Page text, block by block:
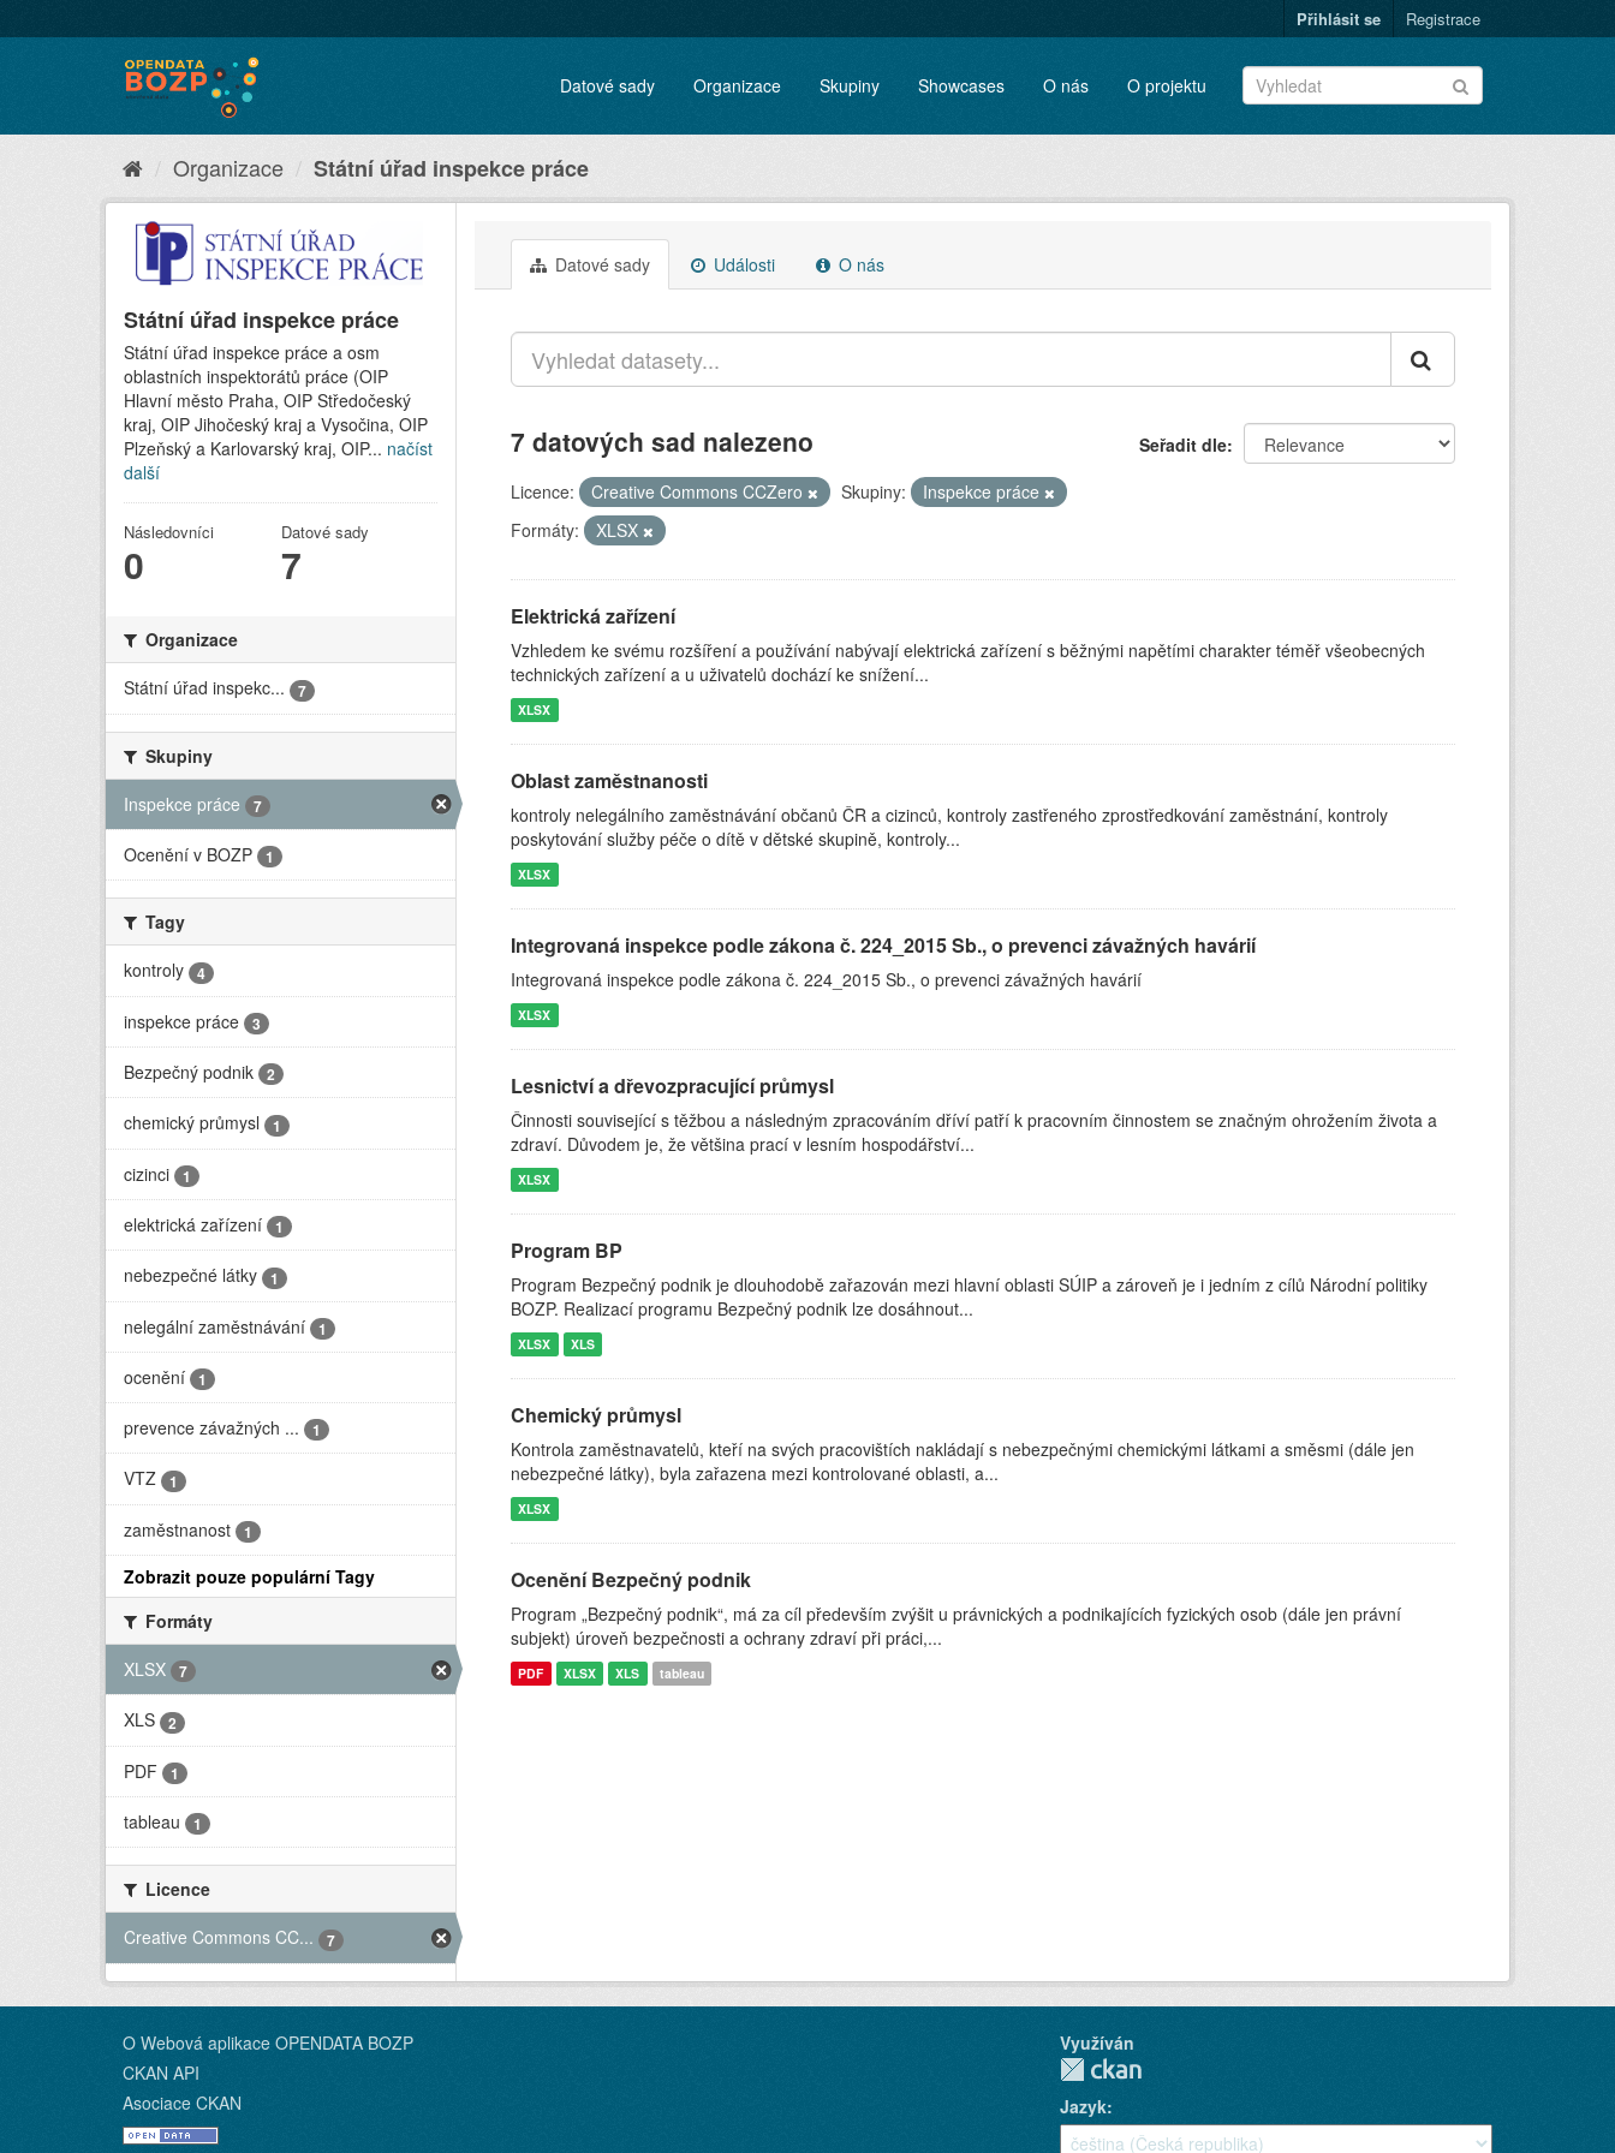
Přihlásit se Registrace
Datové sady Organizace Skupiny Showcases O nás O projektu
Organizace Státní úřad inspekce práce
Státní úřad inspekce práce
Státní úřad inspekce práce a osm
oblastních inspektorátů práce (OIP
Hlavní město Praha, OIP Středočeský
kraj, OIP Jihočeský kraj a Vysočina, OIP
Plzeňský a Karlovarský kraj, OIP... načíst
další
Následovníci
0
Datové sady
7
Organizace
Státní úřad inspekc...
7
Skupiny
Inspekce práce
7
Ocenění v BOZP 1
Tagy
kontroly
4
inspekce práce 3
Bezpečný podnik 2
chemický průmysl 1
cizinci 1
elektrická zařízení 1
nebezpečné látky 1
nelegální zaměstnávání 1
ocenění 1
prevence závažných ... 1
VTZ 1
zaměstnanost 1
Zobrazit pouze populární Tagy
Formáty
XLSX
7
XLS 2
PDF 1
tableau 1
Licence
Creative Commons CC...
7
Datové sady Události O nás
Seřadit dle
7 datových sad nalezeno
Licence: Creative Commons CCZero Skupiny:
Inspekce práce
Formáty:
XLSX
Elektrická zařízení
Vzhledem ke svému rozšíření a používání nabývají elektrická zařízení s běžnými napětími charakter téměř všeobecných
technických zařízení a u uživatelů dochází ke snížení...
XLSX
Oblast zaměstnanosti
kontroly nelegálního zaměstnávání občanů ČR a cizinců, kontroly zastřeného zprostředkování zaměstnání, kontroly
poskytování služby péče o dítě v dětské skupině, kontroly...
XLSX
Integrovaná inspekce podle zákona č. 224_2015 Sb., o prevenci závažných havárií
Integrovaná inspekce podle zákona č. 224_2015 Sb., o prevenci závažných havárií
XLSX
Lesnictví a dřevozpracující průmysl
Činnosti související s těžbou a následným zpracováním dříví patří k pracovním činnostem se značným ohrožením života a
zdraví. Důvodem je, že většina prací v lesním hospodářství...
XLSX
Program BP
Program Bezpečný podnik je dlouhodobě zařazován mezi hlavní oblasti SÚIP a zároveň je i jedním z cílů Národní politiky
BOZP. Realizací programu Bezpečný podnik lze dosáhnout...
XLSX XLS
Chemický průmysl
Kontrola zaměstnavatelů, kteří na svých pracovištích nakládají s nebezpečnými chemickými látkami a směsmi (dále jen
nebezpečné látky), byla zařazena mezi kontrolované oblasti, a...
XLSX
Ocenění Bezpečný podnik
Program „Bezpečný podnik“, má za cíl především zvýšit u právnických a podnikajících fyzických osob (dále jen právní
subjekt) úroveň bezpečnosti a ochrany zdraví při práci,...
PDF XLSX XLS tableau
O Webová aplikace OPENDATA BOZP
CKAN API
Asociace CKAN
Využíván
Jazyk